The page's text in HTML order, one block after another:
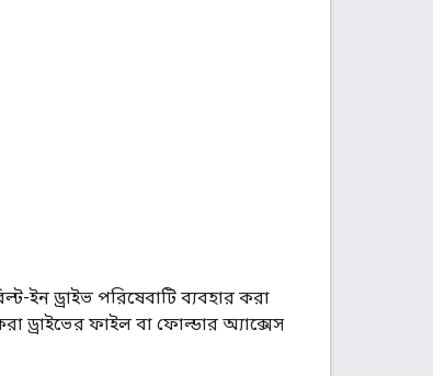
ইন ড্রাইভ পরিষেবাটি ব্যবহার করা
ড্রাইভের ফাইল বা ফোল্ডার অ্যাক্সেস